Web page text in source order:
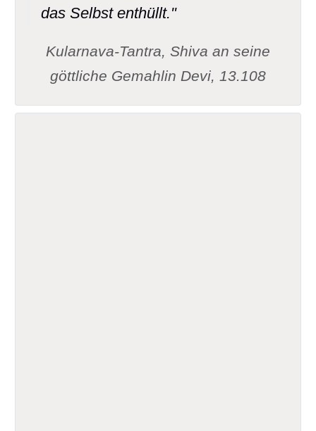
das Selbst enthüllt."
Kularnava-Tantra, Shiva an seine
göttliche Gemahlin Devi, 13.108